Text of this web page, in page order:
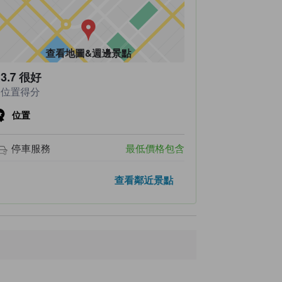
查看地圖&週邊景點
3.7很好
位置得分
位置
停車服務 最低價格包含
查看鄰近景點